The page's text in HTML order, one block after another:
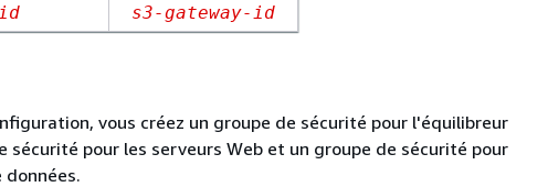
s3-gateway-id
vous créez un groupe de sécurité pour l'équilibreur
sécurité pour les serveurs Web et un groupe de sécurité pour
données.